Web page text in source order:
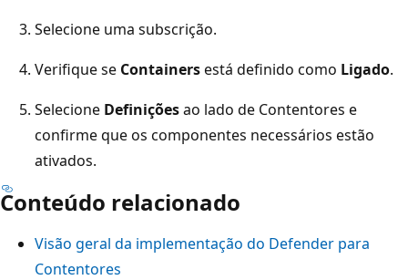
Selecione uma subscrição.
Verifique se Containersestá definido como Ligado.
Selecione Definiçõesao lado de Contentores e
confirme que os componentes necessários estão
ativados.
Conteúdo relacionado
Visão geral da implementação do Defender para
Contentores